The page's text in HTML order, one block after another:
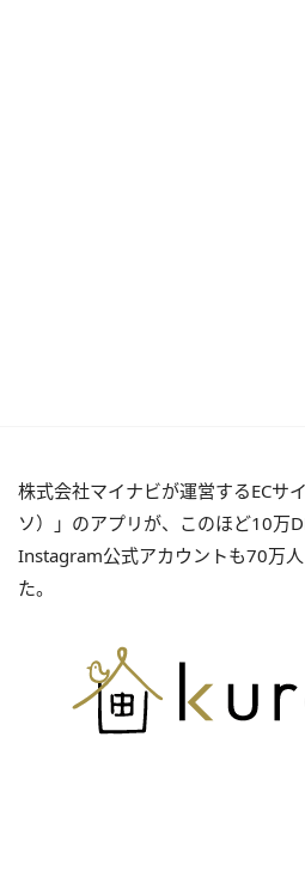
株式会社マイナビが運営するECサ
ソ）」のアプリが、このほど10万
Instagram公式アカウントも70万
た。